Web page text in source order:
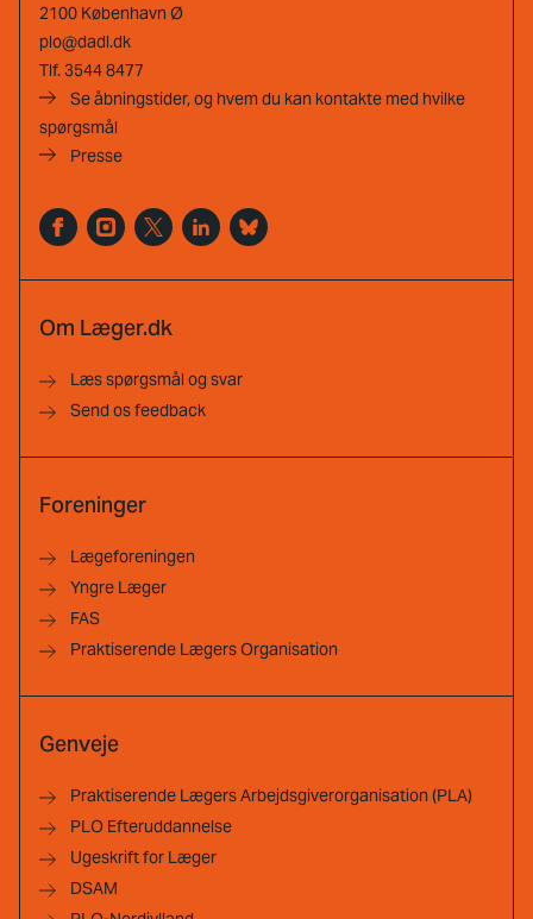
2100 København Ø
plo@dadl.dk
Tlf.3544 8477
Se åbningstider, og hvem du kan kontakte med hvilke
spørgsmål
Presse
Om Læger.dk
Læs spørgsmål og svar
Send os feedback
Foreninger
Lægeforeningen
Yngre Læger
FAS
Praktiserende Lægers Organisation
Genveje
Praktiserende Lægers Arbejdsgiverorganisation (PLA)
PLO Efteruddannelse
Ugeskrift for Læger
DSAM